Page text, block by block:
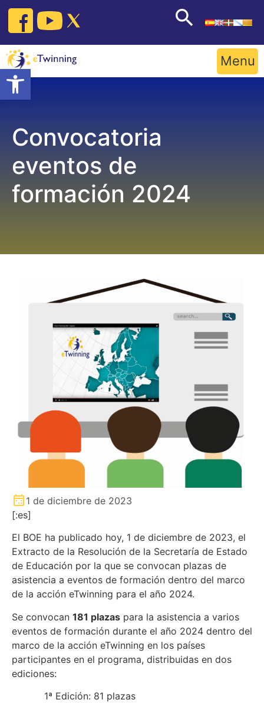
Open toolbar
Skip
content
Menu
Convocatoria
eventos de
formación 2024
1 de diciembre de 2023
[:es]
El BOE ha publicado hoy, 1 de diciembre de 2023, el
Extracto de la Resolución de la Secretaría de Estado
de Educación por la que se convocan plazas de
asistencia a eventos de formación dentro del marco
de la acción eTwinning para el año 2024.
Se convocan 181 plazas para la asistencia a varios
eventos de formación durante el año 2024 dentro del
marco de la acción eTwinning en los países
participantes en el programa, distribuidas en dos
ediciones:
1ª Edición: 81 plazas